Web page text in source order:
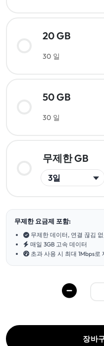
20 GB
30 일
50 GB
30 일
무제한 GB
무제한 요금제 포함:
무제한 데이터, 연결 끊김
매일 3GB 고속 데이터
초과 사용 시 최대 1Mbps로
장바